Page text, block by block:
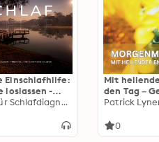
Einschlafhilfe:
loslassen -
und sanft
Institut für Schlafdiagnostik
Mit
den Tag –
Patrick
0